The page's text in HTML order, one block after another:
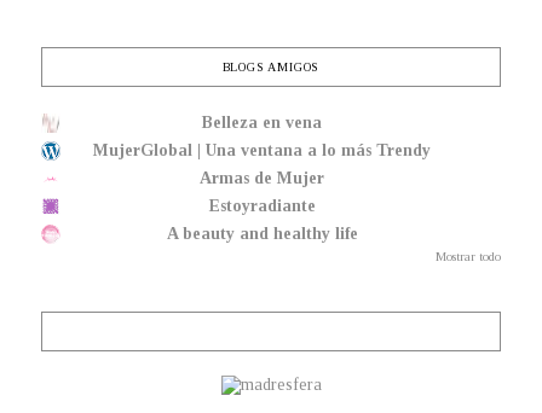
BLOGS AMIGOS
Belleza en vena
MujerGlobal | Una ventana a lo más Trendy
Armas de Mujer
Estoyradiante
A beauty and healthy life
Mostrar todo